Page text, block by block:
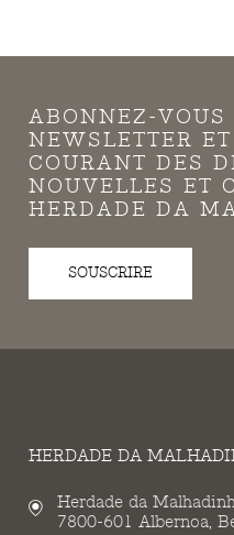
ABONNEZ-VOUS
NEWSLETTER
COURANT DES
NOUVELLES ET
HERDADE DA
SOUSCRIRE
HERDADE DA
Herdade da
7800-601 Albernoa,